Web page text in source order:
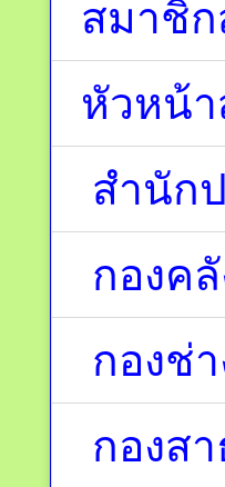
สมาชิก
หัวหน้
สำนัก
กองคลั
กองช่า
กองส